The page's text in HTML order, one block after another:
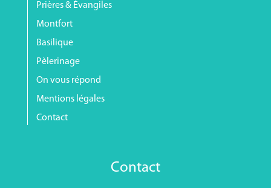
Prières & Évangiles
Montfort
Basilique
Pèlerinage
On vous répond
Mentions légales
Contact
Contact